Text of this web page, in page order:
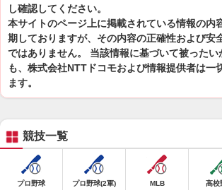
し確認してください。
本サイトのページ上に掲載されている情報の内
期しておりますが、その内容の正確性および安
ではありません。 当該情報に基づいて被ったい
も、株式会社NTTドコモおよび情報提供者は一
ます。
競技一覧
プロ野球 プロ野球(2軍) MLB 高校